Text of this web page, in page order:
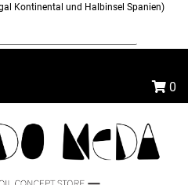
Kontinental und Halbinsel Spanien)
0